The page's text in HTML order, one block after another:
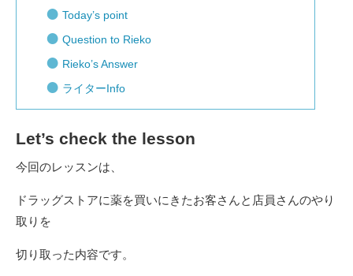
Today’s point
Question to Rieko
Rieko’s Answer
ライターInfo
Let’s check the lesson
今回のレッスンは、
ドラッグストアに薬を買いにきたお客さんと店員さんのやり
取りを
切り取った内容です。